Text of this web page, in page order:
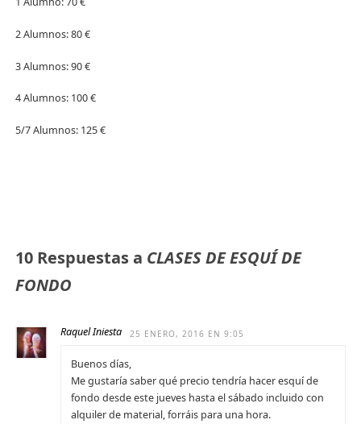
2 Alumnos: 80 €
3 Alumnos: 90 €
4 Alumnos: 100 €
5/7 Alumnos: 125 €
10 Respuestas a CLASES DE ESQUÍ DE
FONDO
Raquel Iniesta 25 ENERO, 2016 EN 9:05
Buenos días,
Me gustaría saber qué precio tendría hacer esquí de
fondo desde este jueves hasta el sábado incluido con
alquiler de material, forráis para una hora.